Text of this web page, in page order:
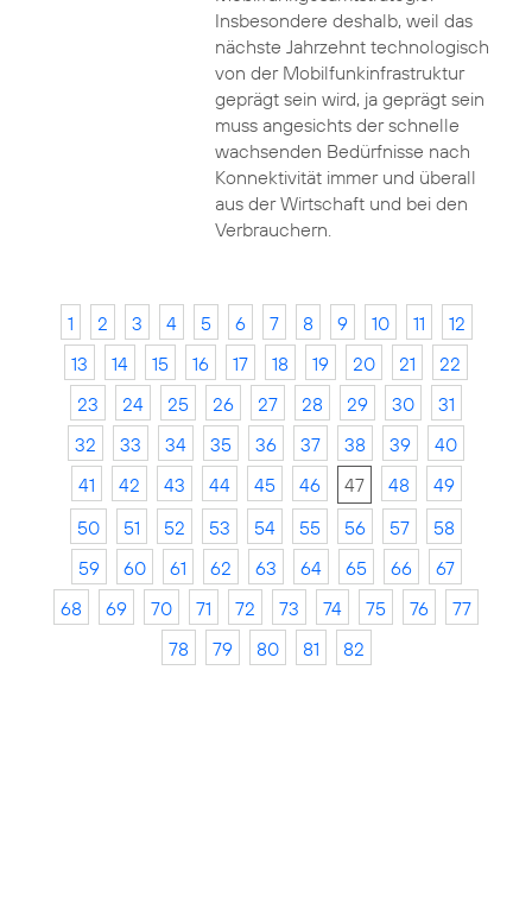
Insbesondere deshalb, weil das
nächste Jahrzehnt technologisch
von der Mobilfunkinfrastruktur
geprägt sein wird, ja geprägt sein
muss angesichts der schnelle
wachsenden Bedürfnisse nach
Konnektivität immer und überall
aus der Wirtschaft und bei den
Verbrauchern.
1 2 3 4 5 6 7 8 9 10 11
12
13
14 15 16 17 18 19 20 21
22
23
24 25 26 27 28 29 30
31
32
33 34 35 36 37 38 39
40
41
42 43 44 45 46 47 48
49
50
51 52 53 54 55 56 57
58
59
60 61 62 63 64 65 66
67
68
69 70 71 72 73 74 75 76
77
78
79 80 81 82